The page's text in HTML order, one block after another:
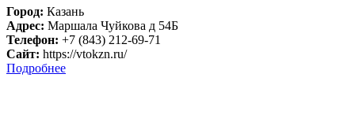
Город: Казань
Адрес: Маршала Чуйкова д 54Б
Телефон: +7 (843) 212-69-71
Сайт: https://vtokzn.ru/
Подробнее